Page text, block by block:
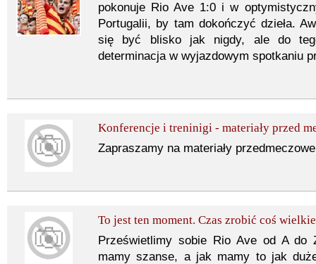
pokonuje Rio Ave 1:0 i w
Portugalii, by tam dokończyć dzieła.
się być blisko jak nigdy, ale do
determinacja w wyjazdowym spotkaniu
Konferencje i treninigi - materiały przed
Zapraszamy na materiały
To jest ten moment. Czas zrobić coś
Prześwietlimy sobie Rio Ave od A
mamy szanse, a jak mamy to jak